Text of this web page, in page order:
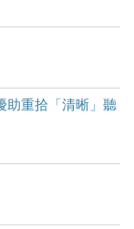
助重拾「清晰」聽